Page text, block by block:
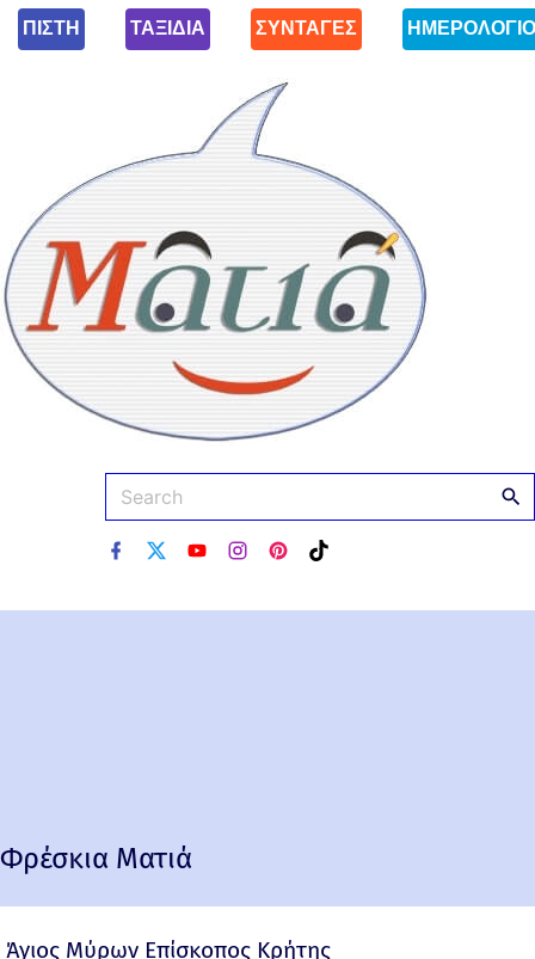
ΠΙΣΤΗ ΤΑΞΙΔΙΑ ΣΥΝΤΑΓΕΣ ΗΜΕΡΟΛΟΓΙΟ
Φρέσκια Ματιά
Άγιος Μύρων Επίσκοπος Κρήτης